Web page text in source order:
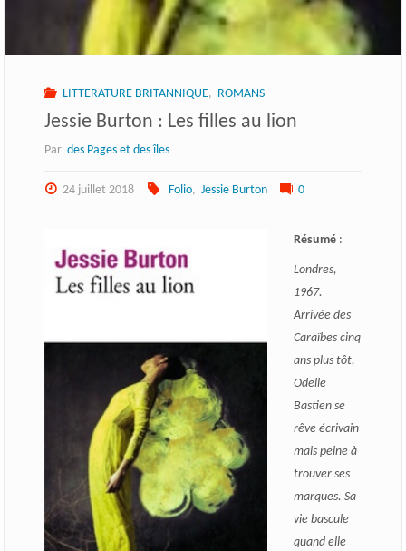
LITTERATURE BRITANNIQUE, ROMANS
Jessie Burton : Les filles au lion
Par des Pages et des îles
24 juillet 2018 Folio, Jessie Burton 0
Résumé:
Londres,
1967.
Arrivée des
Caraïbes cinq
ans plus tôt,
Odelle
Bastien se
rêve écrivain
mais peine à
trouver ses
marques. Sa
vie bascule
quand elle